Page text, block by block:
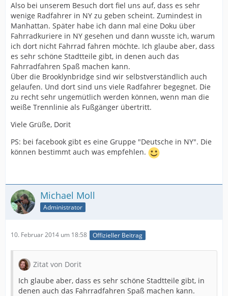
Also bei unserem Besuch dort fiel uns auf, dass es sehr
wenige Radfahrer in NY zu geben scheint. Zumindest in
Manhattan. Später habe ich dann mal eine Doku über
Fahrradkuriere in NY gesehen und dann wusste ich, warum
ich dort nicht Fahrrad fahren möchte. Ich glaube aber, dass
es sehr schöne Stadtteile gibt, in denen auch das
Fahrradfahren Spaß machen kann.
Über die Brooklynbridge sind wir selbstverständlich auch
gelaufen. Und dort sind uns viele Radfahrer begegnet. Die
zu recht sehr ungemütlich werden können, wenn man die
weiße Trennlinie als Fußgänger übertritt.
Viele Grüße, Dorit
PS: bei facebook gibt es eine Gruppe "Deutsche in NY". Die
können bestimmt auch was empfehlen.
Michael Moll
Administrator
10. Februar 2014 um 18:58 Offizieller Beitrag
Zitat von Dorit
Ich glaube aber, dass es sehr schöne Stadtteile gibt, in
denen auch das Fahrradfahren Spaß machen kann.